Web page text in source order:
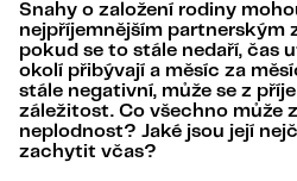
Snahy o založení rodiny
nejpříjemnějším partnerským
pokud se to stále nedaří, čas
okolí přibývají a měsíc za
stále negativní, může se z
záležitost. Co všechno může
neplodnost? Jaké jsou její
zachytit včas?